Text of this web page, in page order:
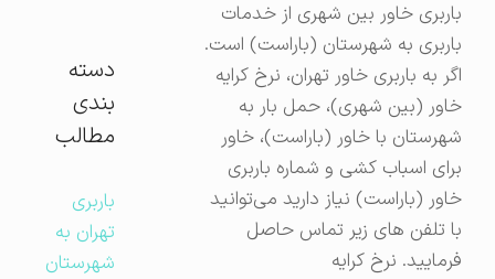
باربری خاور بین شهری از خدمات
باربری به شهرستان (باراست) است.
اگر به باربری خاور تهران، نرخ کرایه
خاور (بین شهری)، حمل بار به
شهرستان با خاور (باراست)، خاور
برای اسباب کشی و شماره باربری
خاور (باراست) نیاز دارید می‌توانید
با تلفن های زیر تماس حاصل
فرمایید. نرخ کرایه
دسته
بندی
مطالب
باربری
تهران به
شهرستان